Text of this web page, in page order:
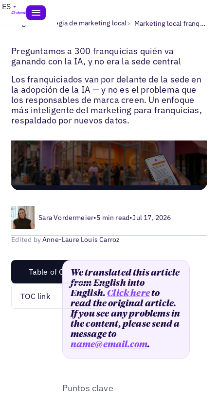
ES
Blogs> Estrategia de marketing local> Marketing local franquicias
Preguntamos a 300 franquicias quién va
ganando con la IA, y no era la sede central
Los franquiciados van por delante de la sede en
la adopción de la IA — y no es el problema que
los responsables de marca creen. Un enfoque
más inteligente del marketing para franquicias,
respaldado por nuevos datos.
Sara Vordermeier•5 min read•Jul 17, 2026
Edited byAnne-Laure Louis Carroz
Table of Content
TOC link
We translated this article
from English into
English.Click hereto
read the original article.
If you see any problems in
the content, please send a
message to
name@email.com.
Puntos clave